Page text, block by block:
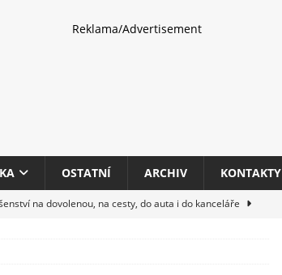
Reklama/Advertisement
OSTATNÍ ARCHIV KONTAKTY
na dovolenou, na cesty, do auta i do kanceláře